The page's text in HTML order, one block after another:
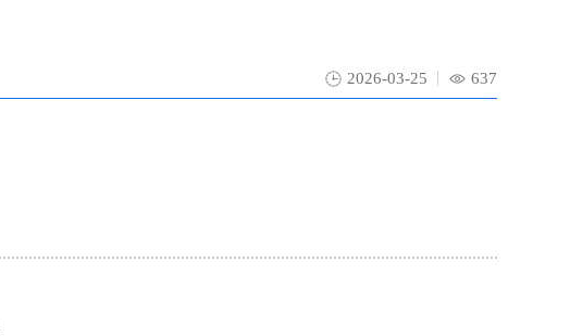
2026-03-25 637